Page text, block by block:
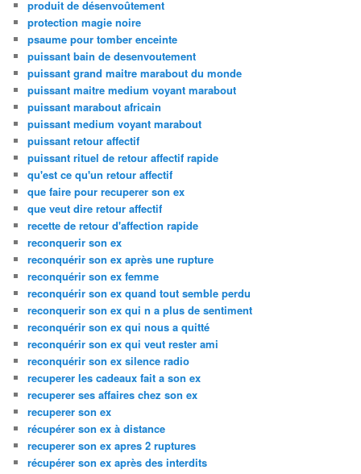
produit de désenvoûtement
protection magie noire
psaume pour tomber enceinte
puissant bain de desenvoutement
puissant grand maitre marabout du monde
puissant maitre medium voyant marabout
puissant marabout africain
puissant medium voyant marabout
puissant retour affectif
puissant rituel de retour affectif rapide
qu'est ce qu'un retour affectif
que faire pour recuperer son ex
que veut dire retour affectif
recette de retour d'affection rapide
reconquerir son ex
reconquérir son ex après une rupture
reconquérir son ex femme
reconquérir son ex quand tout semble perdu
reconquerir son ex qui n a plus de sentiment
reconquérir son ex qui nous a quitté
reconquérir son ex qui veut rester ami
reconquérir son ex silence radio
recuperer les cadeaux fait a son ex
recuperer ses affaires chez son ex
recuperer son ex
récupérer son ex à distance
recuperer son ex apres 2 ruptures
récupérer son ex après des interdits